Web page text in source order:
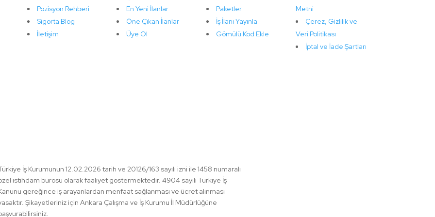
Pozisyon Rehberi
Sigorta Blog
İletişim
En Yeni İlanlar
Öne Çıkan İlanlar
Üye Ol
Paketler
İş İlanı Yayınla
Gömülü Kod Ekle
Metni
Çerez, Gizlilik ve
Veri Politikası
İptal ve İade Şartları
İş Kurumunun 12.02.2026 tarih ve 20126/163 sayılı izni ile 1458 numaralı
istihdam bürosu olarak faaliyet göstermektedir. 4904 sayılı Türkiye İş
gereğince iş arayanlardan menfaat sağlanması ve ücret alınması
Şikayetleriniz için Ankara Çalışma ve İş Kurumu İl Müdürlüğüne